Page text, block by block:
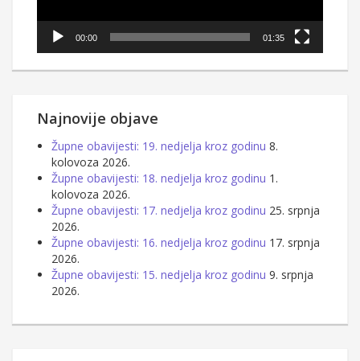
00:00 01:35
Najnovije objave
Župne obavijesti: 19. nedjelja kroz godinu 8.
kolovoza 2026.
Župne obavijesti: 18. nedjelja kroz godinu 1.
kolovoza 2026.
Župne obavijesti: 17. nedjelja kroz godinu 25. srpnja
2026.
Župne obavijesti: 16. nedjelja kroz godinu 17. srpnja
2026.
Župne obavijesti: 15. nedjelja kroz godinu 9. srpnja
2026.